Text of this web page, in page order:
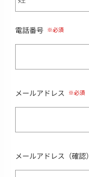
電話番号
メールアドレス
メールアドレス（確認）